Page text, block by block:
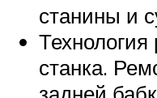
станины и
Технология
станка.